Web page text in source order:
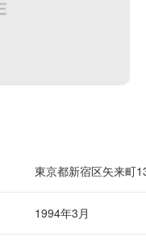
東京都新宿区矢来町
1994年3月